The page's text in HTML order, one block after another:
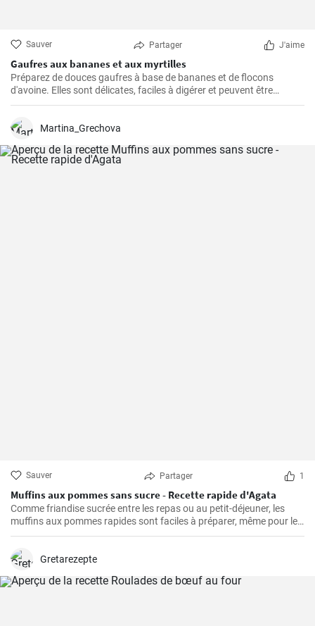
Sauver Partager J'aime
Gaufres aux bananes et aux myrtilles
Préparez de douces gaufres à base de bananes et de flocons
d'avoine. Elles sont délicates, faciles à digérer et peuvent être
servies par exemple avec des myrtilles fraîches et du sirop de
Martina_Grechova
Sauver Partager 1
Muffins aux pommes sans sucre - Recette rapide d'Agata
Comme friandise sucrée entre les repas ou au petit-déjeuner, les
muffins aux pommes rapides sont faciles à préparer, même pour le
petit-déjeuner du week-end. Ils sont délicieux, faciles à préparer et
Gretarezepte